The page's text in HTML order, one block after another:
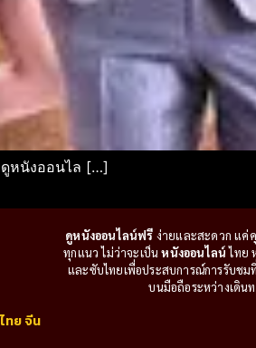
ดูหนังออนไล […]
ทย จีน
ดูหนังออนไลน์ฟรี ง่ายและสะดวก แค่
ทุกแนว ไม่ว่าจะเป็นหนังออนไลน์ไทย
และซับไทยเพื่อประสบการณ์การรับชม
บนมือถือระหว่างเดิน